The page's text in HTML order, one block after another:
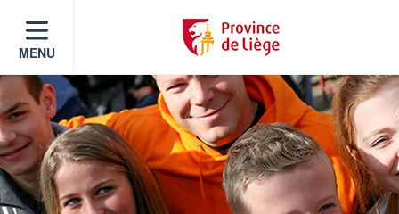
MENU